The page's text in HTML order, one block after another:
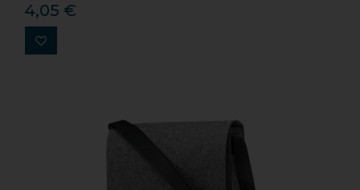
4,05 €